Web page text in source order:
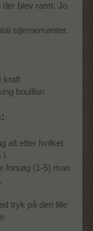
blev ramt. Jo
stjernemønter.
kraft
bouillon
alt efter hvilket
i.
forsøg (1-5) man
tryk på den lille